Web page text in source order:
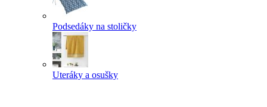
Podsedáky na stoličky
Uteráky a osušky